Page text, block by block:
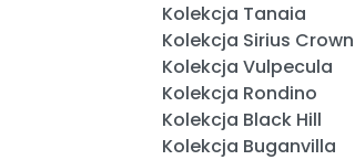
Kolekcja Tanaia
Kolekcja Sirius Crown
Kolekcja Vulpecula
Kolekcja Rondino
Kolekcja Black Hill
Kolekcja Buganvilla